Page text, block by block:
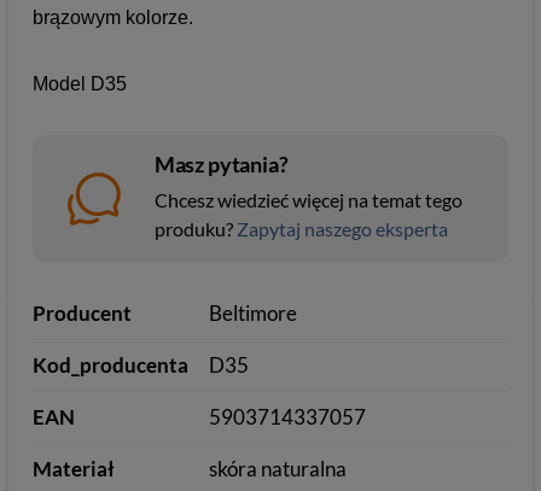
brązowym kolorze.
Model D35
Masz pytania?
Chcesz wiedzieć więcej na temat tego
produku? Zapytaj naszego eksperta
Producent Beltimore
Kod_producenta D35
EAN 5903714337057
Materiał skóra naturalna